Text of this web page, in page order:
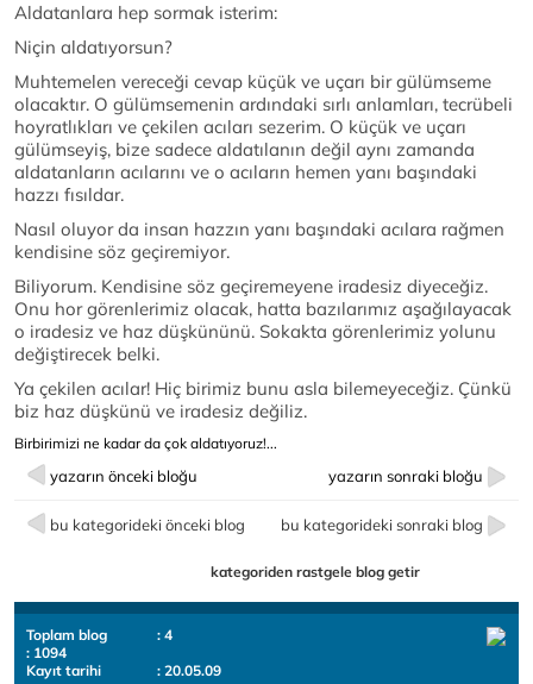
Aldatanlara hep sormak isterim:
Niçin aldatıyorsun?
Muhtemelen vereceği cevap küçük ve uçarı bir gülümseme
olacaktır. O gülümsemenin ardındaki sırlı anlamları, tecrübeli
hoyratlıkları ve çekilen acıları sezerim. O küçük ve uçarı
gülümseyiş, bize sadece aldatılanın değil aynı zamanda
aldatanların acılarını ve o acıların hemen yanı başındaki
hazzı fısıldar.
Nasıl oluyor da insan hazzın yanı başındaki acılara rağmen
kendisine söz geçiremiyor.
Biliyorum. Kendisine söz geçiremeyene iradesiz diyeceğiz.
Onu hor görenlerimiz olacak, hatta bazılarımız aşağılayacak
o iradesiz ve haz düşkününü. Sokakta görenlerimiz yolunu
değiştirecek belki.
Ya çekilen acılar! Hiç birimiz bunu asla bilemeyeceğiz. Çünkü
biz haz düşkünü ve iradesiz değiliz.
Birbirimizi ne kadar da çok aldatıyoruz!...
yazarın önceki bloğu yazarın sonraki bloğu
bu kategorideki önceki blog bu kategorideki sonraki blog
kategoriden rastgele blog getir
Toplam blog
: 4
: 1094
Kayıt tarihi
: 20.05.09